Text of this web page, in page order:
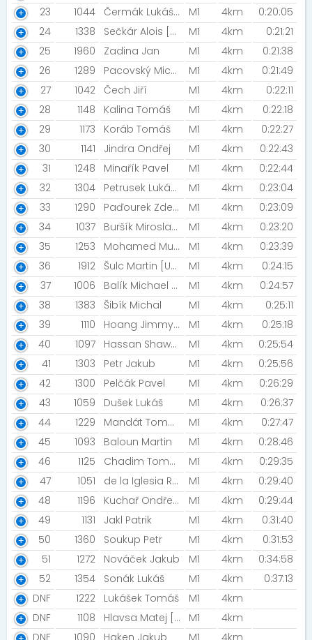
23
1044 Čermák Lukáš [NN2023] M1 4km
0:20:05
24
1338 Sečkár Alois [TJ Sokol Praha-Krč] M1 4km
0:21:21
25
1960 Zadina Jan M1 4km
0:21:38
26
1289 Pacovský Michal M1 4km
0:21:49
27
1042 Čech Jiří M1 4km
0:22:11
28
1148 Kalina Tomáš M1 4km
0:22:18
29
1173 Koráb Tomáš M1 4km
0:22:27
30
1141 Jindra Ondřej M1 4km
0:22:43
31
1248 Minařík Pavel M1 4km
0:22:44
32
1304 Petrusek Lukáš [RunCzech team ] M1 4km
0:23:04
33
1290 Paďourek Zdeněk [Statikon Solutions s.r.o.] M1 4km
0:23:09
34
1037 Buršík Miroslav [Osvícení jezevci] M1 4km
0:23:20
35
1253 Mohamed Mubarak Haneen Farman M1 4km
0:23:39
36
1912 Šulc Martin [Unfuckingbelievable] M1 4km
0:24:15
37
1006 Balík Michael [Statikon] M1 4km
0:24:57
38
1383 Šibík Michal M1 4km
0:25:11
39
1110 Hoang Jimmy [THIRDLAKE] M1 4km
0:25:18
40
1097 Hassan Shawky M1 4km
0:25:54
41
1303 Petr Jakub M1 4km
0:25:56
42
1300 Pelčák Pavel M1 4km
0:26:29
43
1059 Dušek Lukáš M1 4km
0:26:37
44
1229 Mandát Tomáš [Chmeláč Žatec] M1 4km
0:27:47
45
1093 Baloun Martin M1 4km
0:28:46
46
1125 Chadim Tomáš [Neoňáci] M1 4km
0:29:35
47
1051 de la Iglesia Ruben M1 4km
0:29:40
48
1196 Kuchař Ondřej [Blesk] M1 4km
0:29:44
49
1131 Jakl Patrik M1 4km
0:31:40
50
1360 Soukup Petr M1 4km
0:31:53
51
1272 Nováček Jakub M1 4km
0:34:58
52
1354 Sonák Lukáš M1 4km
0:37:13
DNF
1222 Lukášek Tomáš M1
4km
DNF
1108 Hlavsa Matej [Kulaty lopaty] M1
4km
DNF
1090 Haken Jakub M1 4km